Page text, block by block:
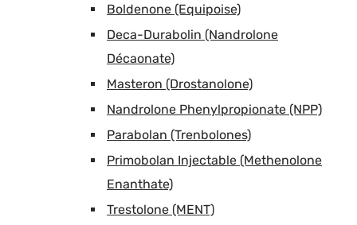
Boldenone (Equipoise)
Deca-Durabolin (Nandrolone
Décaonate)
Masteron (Drostanolone)
Nandrolone Phenylpropionate (NPP)
Parabolan (Trenbolones)
Primobolan Injectable (Methenolone
Enanthate)
Trestolone (MENT)